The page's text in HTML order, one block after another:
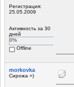
Регистрация:
25.05.2009
Активность за 30
дней
0%
Offline
morkovka
Сирожа =)